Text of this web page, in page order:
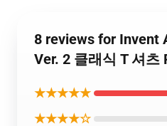
8 reviews for Invent
Ver. 2 클래식 T 셔츠
★★★★★
★★★★☆